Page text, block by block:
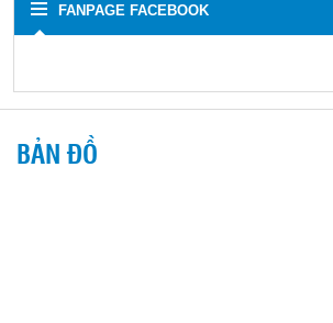
FANPAGE FACEBOOK
BẢN ĐỒ